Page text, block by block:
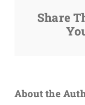
Share
About the